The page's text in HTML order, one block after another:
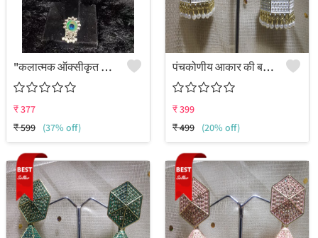
"कलात्मक ऑक्सीकृत चांदी के मोर झुमके - जूलकार्ट"
₹377
₹599 (37% off)
पंचकोणीय आकार की बड़ी बाली
₹399
₹499 (20% off)